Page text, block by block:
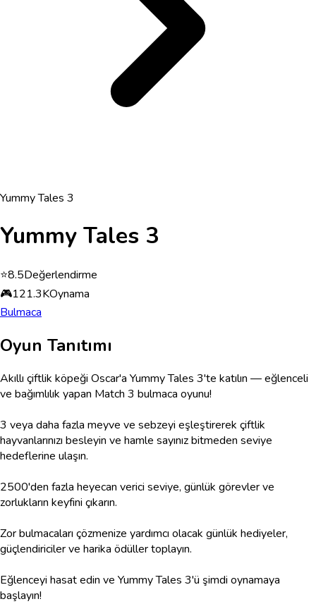
Yummy Tales 3
Yummy Tales 3
⭐8.5Değerlendirme
🎮121.3KOynama
Bulmaca
Oyun Tanıtımı
Akıllı çiftlik köpeği Oscar'a Yummy Tales 3'te katılın — eğlenceli
ve bağımlılık yapan Match 3 bulmaca oyunu!
3 veya daha fazla meyve ve sebzeyi eşleştirerek çiftlik
hayvanlarınızı besleyin ve hamle sayınız bitmeden seviye
hedeflerine ulaşın.
2500'den fazla heyecan verici seviye, günlük görevler ve
zorlukların keyfini çıkarın.
Zor bulmacaları çözmenize yardımcı olacak günlük hediyeler,
güçlendiriciler ve harika ödüller toplayın.
Eğlenceyi hasat edin ve Yummy Tales 3'ü şimdi oynamaya
başlayın!